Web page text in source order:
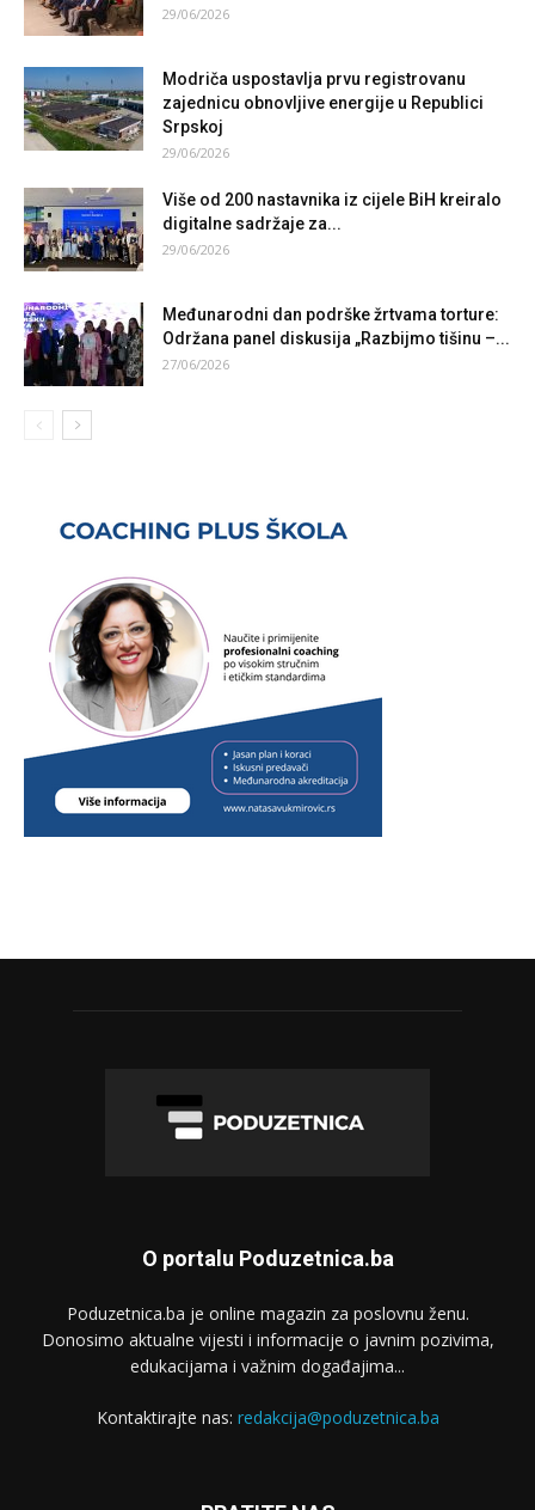
29/06/2026
Modriča uspostavlja prvu registrovanu
zajednicu obnovljive energije u Republici
Srpskoj
29/06/2026
Više od 200 nastavnika iz cijele BiH kreiralo
digitalne sadržaje za...
29/06/2026
Međunarodni dan podrške žrtvama torture:
Održana panel diskusija „Razbijmo tišinu –...
27/06/2026
O portalu Poduzetnica.ba
Poduzetnica.ba je online magazin za poslovnu ženu.
Donosimo aktualne vijesti i informacije o javnim pozivima,
edukacijama i važnim događajima...
Kontaktirajte nas: redakcija@poduzetnica.ba